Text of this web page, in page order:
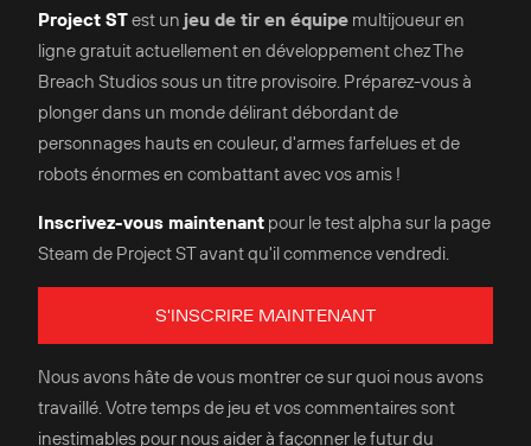
Project STest un jeu de tir en équipe multijoueur en
ligne gratuit actuellement en développement chez The
Breach Studios sous un titre provisoire. Préparez-vous à
plonger dans un monde délirant débordant de
personnages hauts en couleur, d'armes farfelues et de
robots énormes en combattant avec vos amis !
Inscrivez-vous maintenant pour le test alpha sur la page
Steam de Project ST avant qu'il commence vendredi.
S'INSCRIRE MAINTENANT
Nous avons hâte de vous montrer ce sur quoi nous avons
travaillé. Votre temps de jeu et vos commentaires sont
inestimables pour nous aider à façonner le futur du